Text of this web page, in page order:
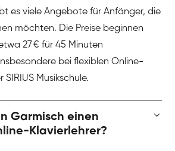
es viele Angebote für Anfänger, die
möchten. Die Preise beginnen
27 € für 45 Minuten
bei flexiblen Online-
Musikschule.
Garmisch einen
Klavierlehrer?